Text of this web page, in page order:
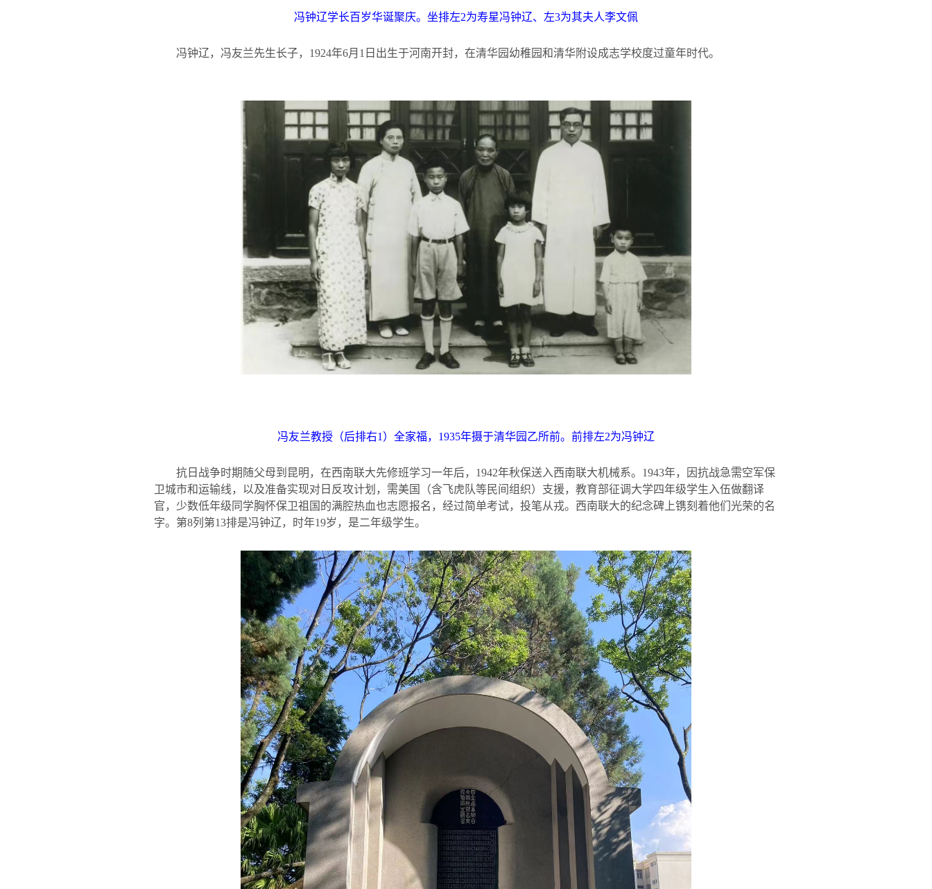
冯钟辽学长百岁华诞聚庆。坐排左2为寿星冯钟辽、左3为其夫人李文佩
冯钟辽，冯友兰先生长子， 1924年6月 1 日出生于河南开封，在清华园幼稚园和清华附设成志学校度过童年时代。
冯友兰教授（后排右1 ）全家福， 1935年摄于清华园乙所前。前排左2为冯钟辽
抗日战争时期随父母到昆明，在西南联大先修班学习一年后，1942年秋保送入西南联大机械系。 1943年，因抗战急需空军保
卫城市和运输线，以及准备实现对日反攻计划，需美国（含飞虎队等民间组织）支援，教育部征调大学四年级学生入伍做翻译
官，少数低年级同学胸怀保卫祖国的满腔热血也志愿报名，经过简单考试，投笔从戎。西南联大的纪念碑上镌刻着他们光荣的名
字。第8列第13排是冯钟辽，时年19岁，是二年级学生。